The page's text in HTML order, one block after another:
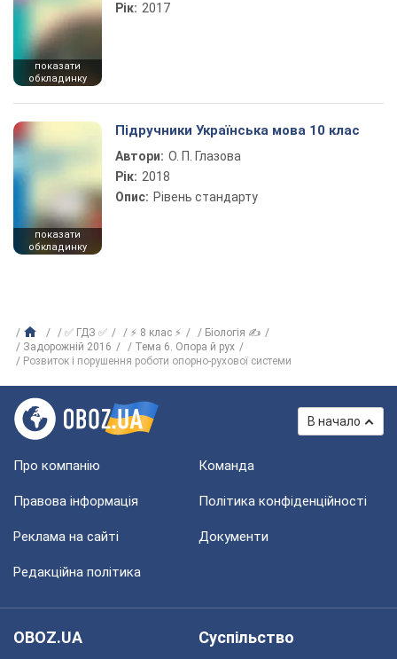
показати
обкладинку
Рік: 2017
показати
обкладинку
Підручники Українська мова 10 клас
Автори: О. П. Глазова
Рік: 2018
Опис: Рівень стандарту
✅ ГДЗ ✅ ⚡ 8 клас ⚡
Біологія ✍
Задорожній 2016
Тема 6. Опора й рух
Розвиток і порушення роботи опорно-рухової системи
В начало
Про компанію Команда
Правова інформація Політика конфіденційності
Реклама на сайті Документи
Редакційна політика
OBOZ.UA
Суспільство